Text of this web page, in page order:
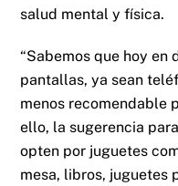
salud mental y física.
“Sabemos que hoy en
pantallas, ya sean
menos recomendable
ello, la sugerencia
opten por juguetes
mesa, libros, juguetes